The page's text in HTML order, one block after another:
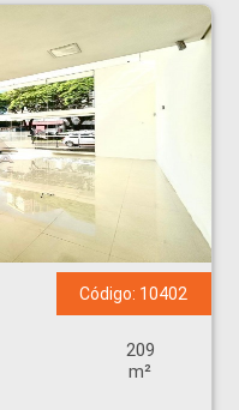
Código: 10402
209
m²